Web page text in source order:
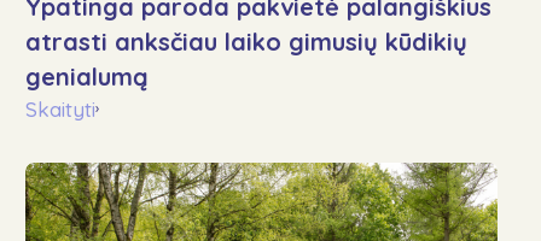
Ypatinga paroda pakvietė palangiškius
atrasti anksčiau laiko gimusių kūdikių
genialumą
Skaityti›